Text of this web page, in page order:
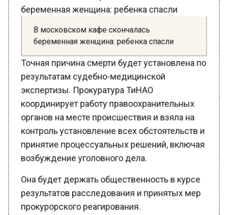
В московском кафе скончалась
беременная женщина: ребенка спасли
Точная причина смерти будет установлена по
результатам судебно-медицинской
экспертизы. Прокуратура ТиНАО
координирует работу правоохранительных
органов на месте происшествия и взяла на
контроль установление всех обстоятельств и
принятие процессуальных решений, включая
возбуждение уголовного дела.
Она будет держать общественность в курсе
результатов расследования и принятых мер
прокурорского реагирования.